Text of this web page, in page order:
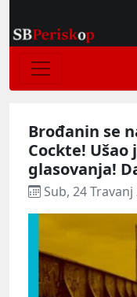
Brođanin se
Cockte! Ušao
glasovanja!
Sub, 24 Travanj